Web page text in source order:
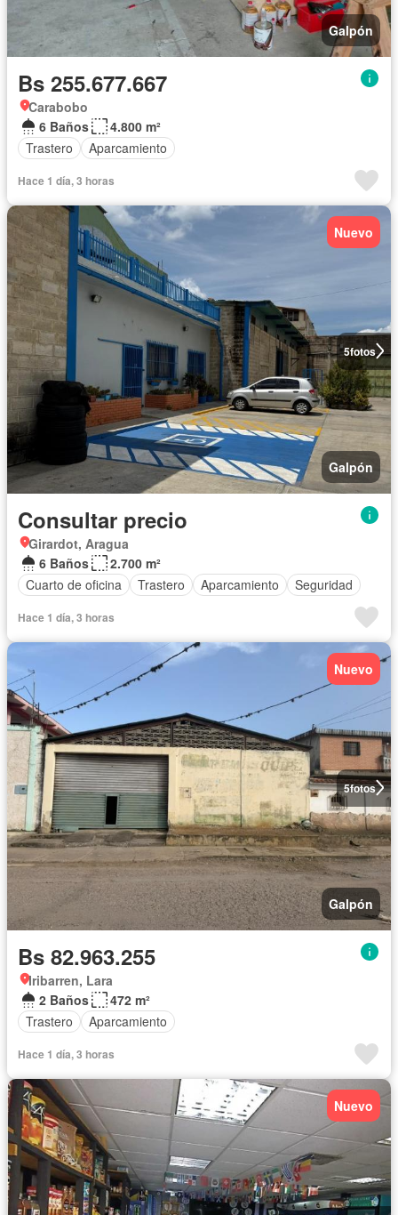
Galpón
Bs 255.677.667
Carabobo
6 Baños
4.800 m²
Trastero
Aparcamiento
Hace 1 día, 3 horas
5fotos
Nuevo
Galpón
Consultar precio
Girardot, Aragua
6 Baños
2.700 m²
Cuarto de oficina
Trastero Aparcamiento Seguridad
Hace 1 día, 3 horas
5fotos
Nuevo
Galpón
Bs 82.963.255
Iribarren, Lara
2 Baños
472 m²
Trastero
Aparcamiento
Hace 1 día, 3 horas
Nuevo